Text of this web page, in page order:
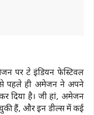
पर ग्रेट इंडियन फेस्टिवल
पहले ही अमेजन ने अपने
कर दिया है। जी हां, अमेजन
चुकी हैं, और इन डील्स में कई